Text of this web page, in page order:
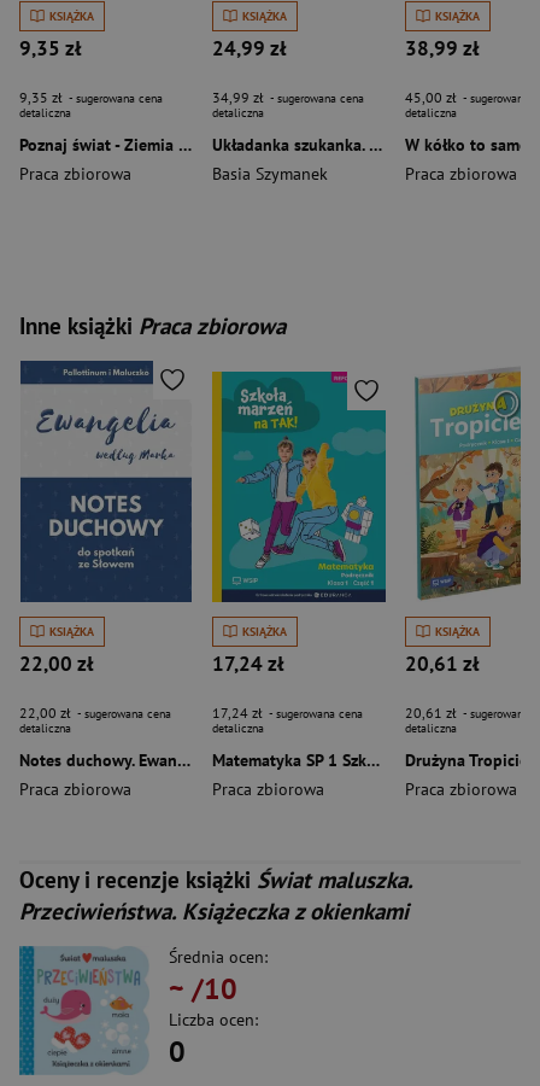
KSIĄŻKA
9,35 zł
9,35 zł - sugerowana cena
detaliczna
Poznaj świat - Ziemia LIWONA
Praca zbiorowa
KSIĄŻKA
24,99 zł
34,99 zł - sugerowana cena
detaliczna
Układanka szukanka. Piesek
Basia Szymanek
KSIĄŻKA
38,99 zł
45,00 zł - sugerowana
detaliczna
W kółko to samo
Praca zbiorowa
Inne książki Praca zbiorowa
KSIĄŻKA
22,00 zł
22,00 zł - sugerowana cena
detaliczna
Notes duchowy. Ewangelia wg. Marka
Praca zbiorowa
KSIĄŻKA
17,24 zł
17,24 zł - sugerowana cena
detaliczna
Matematyka SP 1 Szkoła marzeń na TAK podr cz.1
Praca zbiorowa
KSIĄŻKA
20,61 zł
20,61 zł - sugerowana
detaliczna
Praca zbiorowa
Oceny i recenzje książki Świat maluszka.
Przeciwieństwa. Książeczka z okienkami
Średnia ocen:
~ /10
Liczba ocen:
0